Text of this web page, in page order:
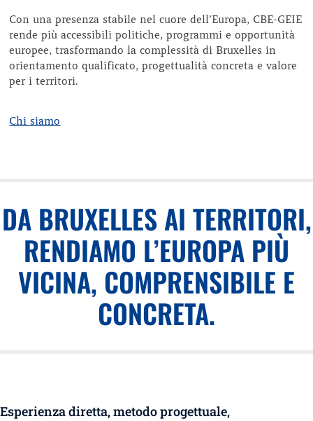
Con una presenza stabile nel cuore dell’Europa, CBE-GEIE
rende più accessibili politiche, programmi e opportunità
europee, trasformando la complessità di Bruxelles in
orientamento qualificato, progettualità concreta e valore
per i territori.
Chi siamo
DA BRUXELLES AI TERRITORI,
RENDIAMO L’EUROPA PIÙ
VICINA, COMPRENSIBILE E
CONCRETA.
Esperienza diretta, metodo progettuale,